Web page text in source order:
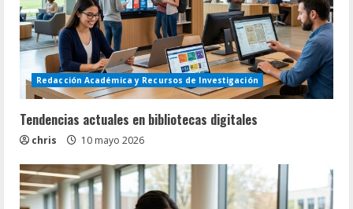
Redacción Académica y Recursos de Investigación
Tendencias actuales en bibliotecas digitales
chris 10 mayo 2026